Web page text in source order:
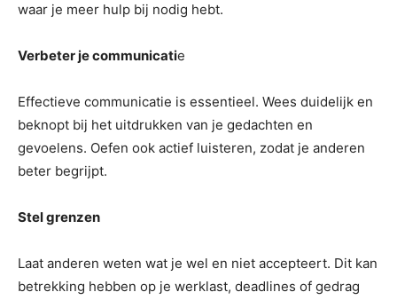
waar je meer hulp bij nodig hebt.
Verbeter je communicatie
Effectieve communicatie is essentieel. Wees duidelijk en
beknopt bij het uitdrukken van je gedachten en
gevoelens. Oefen ook actief luisteren, zodat je anderen
beter begrijpt.
Stel grenzen
Laat anderen weten wat je wel en niet accepteert. Dit kan
betrekking hebben op je werklast, deadlines of gedrag